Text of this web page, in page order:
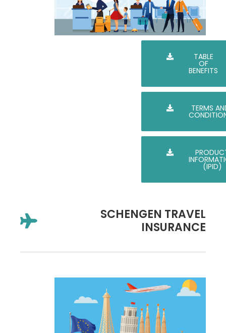
TABLE
OF
BENEFITS
TERMS
(IPID)
SCHENGEN TRAVEL
INSURANCE